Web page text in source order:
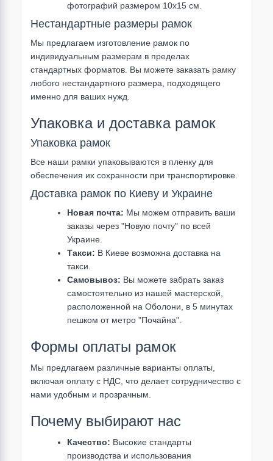
фотографий размером 10х15 см.
Нестандартные размеры рамок
Мы предлагаем изготовление рамок по
индивидуальным размерам в пределах
стандартных форматов. Вы можете заказать рамку
любого нестандартного размера, подходящего
именно для ваших нужд.
Упаковка и доставка рамок
Упаковка рамок
Все наши рамки упаковываются в пленку для
обеспечения их сохранности при транспортировке.
Доставка рамок по Киеву и Украине
Новая почта: Мы можем отправить ваши
заказы через "Новую почту" по всей
Украине.
Такси: В Киеве возможна доставка на
такси.
Самовывоз: Вы можете забрать заказ
самостоятельно из нашей мастерской,
расположенной на Оболони, в 5 минутах
пешком от метро "Почайна".
Формы оплаты рамок
Мы предлагаем различные варианты оплаты,
включая оплату с НДС, что делает сотрудничество с
нами удобным и прозрачным.
Почему выбирают нас
Качество: Высокие стандарты
производства и использования